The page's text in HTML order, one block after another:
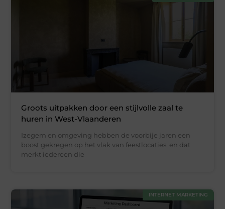
Groots uitpakken door een stijlvolle zaal te
huren in West-Vlaanderen
Izegem en omgeving hebben de voorbije jaren een
boost gekregen op het vlak van feestlocaties, en dat
merkt iedereen die
INTERNET MARKETING